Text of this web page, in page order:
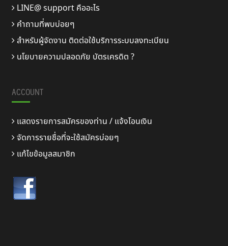
LINE@ support คืออะไร
คำถามที่พบบ่อยๆ
สำหรับผู้จัดงาน ติดต่อใช้บริการระบบลงทะเบียน
นโยบายความปลอดภัย บัตรเครดิต ?
ACCOUNT
แสดงรายการสมัครของท่าน / แจ้งโอนเงิน
จัดการรายชื่อที่จะใช้สมัครบ่อยๆ
แก้ไขข้อมูลสมาชิก